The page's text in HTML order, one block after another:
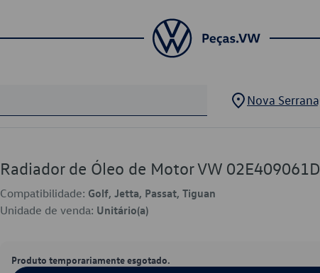
Nova Serrana
Radiador de Óleo de Motor VW 02E409061D
Compatibilidade: Golf, Jetta, Passat, Tiguan
Unidade de venda: Unitário(a)
Produto temporariamente esgotado.